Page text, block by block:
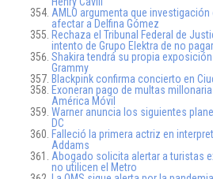
AMLO argumenta que investigación
afectar a Delfina Gómez
Rechaza el Tribunal Federal de
intento de Grupo Elektra de no
Shakira tendrá su propia
Grammy
Blackpink confirma concierto en
Exoneran pago de multas
América Móvil
Warner anuncia los siguientes
DC
Falleció la primera actriz en
Addams
Abogado solicita alertar a turistas
no utilicen el Metro